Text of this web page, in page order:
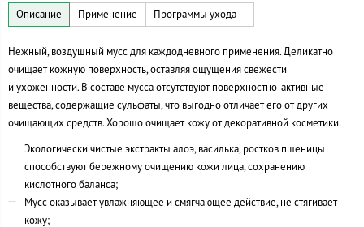
Нежный, воздушный мусс для каждодневного применения. Деликатно
очищает кожную поверхность, оставляя ощущения свежести
и ухоженности. В составе мусса отсутствуют поверхностно-активные
вещества, содержащие сульфаты, что выгодно отличает его от других
очищающих средств. Хорошо очищает кожу от декоративной косметики.
Экологически чистые экстракты алоэ, василька, ростков пшеницы
способствуют бережному очищению кожи лица, сохранению
кислотного баланса;
Мусс оказывает увлажняющее и смягчающее действие, не стягивает
кожу;